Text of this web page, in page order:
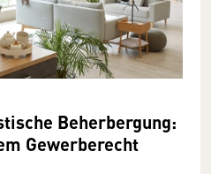
Be­herbergung:
Gewerbe­recht